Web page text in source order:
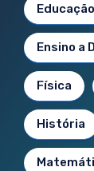
Ensino a
Física
História